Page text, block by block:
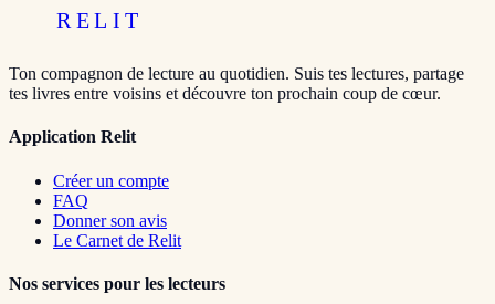
RELIT
Ton compagnon de lecture au quotidien. Suis tes lectures, partage
tes livres entre voisins et découvre ton prochain coup de cœur.
Application Relit
Créer un compte
FAQ
Donner son avis
Le Carnet de Relit
Nos services pour les lecteurs